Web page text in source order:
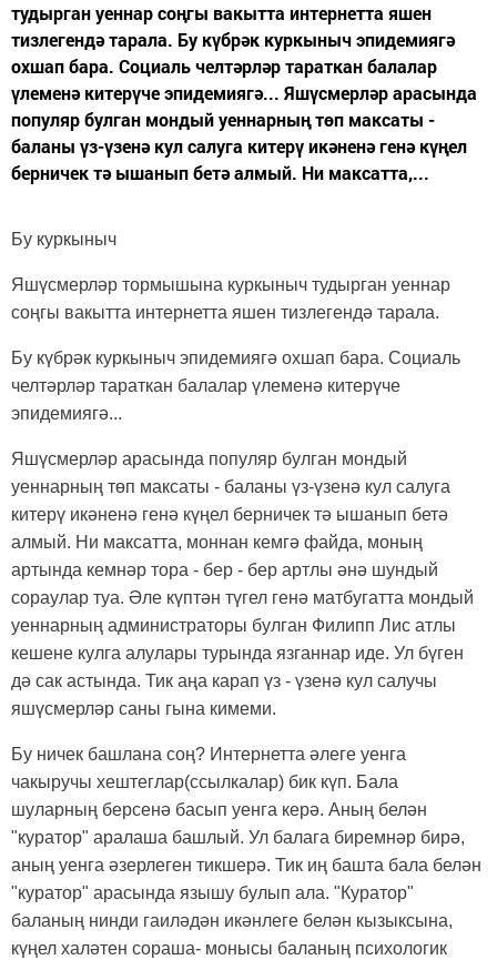
тудырган уеннар соңгы вакытта интернетта яшен
тизлегендә тарала. Бу күбрәк куркыныч эпидемиягә
охшап бара. Социаль челтәрләр тараткан балалар
үлеменә китерүче эпидемиягә... Яшүсмерләр арасында
популяр булган мондый уеннарның төп максаты -
баланы үз-үзенә кул салуга китерү икәненә генә күңел
берничек тә ышанып бетә алмый. Ни максатта,...
Бу куркыныч
Яшүсмерләр тормышына куркыныч тудырган уеннар
соңгы вакытта интернетта яшен тизлегендә тарала.
Бу күбрәк куркыныч эпидемиягә охшап бара. Социаль
челтәрләр тараткан балалар үлеменә китерүче
эпидемиягә...
Яшүсмерләр арасында популяр булган мондый
уеннарның төп максаты - баланы үз-үзенә кул салуга
китерү икәненә генә күңел берничек тә ышанып бетә
алмый. Ни максатта, моннан кемгә файда, моның
артында кемнәр тора - бер - бер артлы әнә шундый
сораулар туа. Әле күптән түгел генә матбугатта мондый
уеннарның администраторы булган Филипп Лис атлы
кешене кулга алулары турында язганнар иде. Ул бүген
дә сак астында. Тик аңа карап үз - үзенә кул салучы
яшүсмерләр саны гына кимеми.
Бу ничек башлана соң? Интернетта әлеге уенга
чакыручы хештеглар(ссылкалар) бик күп. Бала
шуларның берсенә басып уенга керә. Аның белән
"куратор" аралаша башлый. Ул балага биремнәр бирә,
аның уенга әзерлеген тикшерә. Тик иң башта бала белән
"куратор" арасында язышу булып ала. "Куратор"
баланың нинди гаиләдән икәнлеге белән кызыксына,
күңел халәтен сораша- монысы баланың психологик